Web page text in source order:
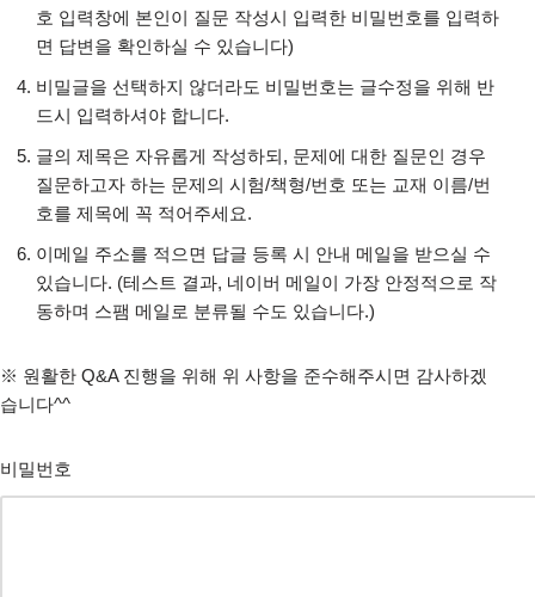
호 입력창에 본인이 질문 작성시 입력한 비밀번호를 입력하
면 답변을 확인하실 수 있습니다)
비밀글을 선택하지 않더라도 비밀번호는 글수정을 위해 반
드시 입력하셔야 합니다.
글의 제목은 자유롭게 작성하되, 문제에 대한 질문인 경우
질문하고자 하는 문제의 시험/책형/번호 또는 교재 이름/번
호를 제목에 꼭 적어주세요.
이메일 주소를 적으면 답글 등록 시 안내 메일을 받으실 수
있습니다. (테스트 결과, 네이버 메일이 가장 안정적으로 작
동하며 스팸 메일로 분류될 수도 있습니다.)
※ 원활한 Q&A 진행을 위해 위 사항을 준수해주시면 감사하겠
습니다^^
비밀번호